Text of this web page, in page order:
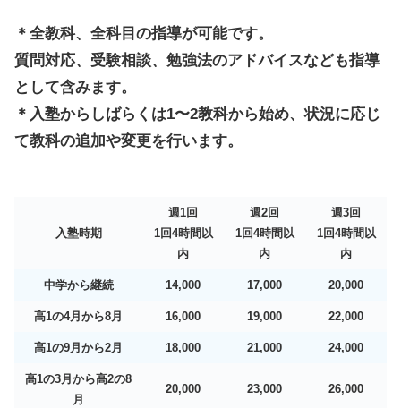
＊全教科、全科目の指導が可能です。
質問対応、受験相談、勉強法のアドバイスなども指導
として含みます。
＊入塾からしばらくは1〜2教科から始め、状況に応じ
て教科の追加や変更を行います。
入塾時期
週1回
1回4時間以
内
週2回
1回4時間以
内
週3回
1回4時間以
内
中学から継続 14,000 17,000 20,000
高1の4月から8月 16,000 19,000 22,000
高1の9月から2月 18,000 21,000 24,000
高1の3月から高2の8
月
20,000 23,000 26,000